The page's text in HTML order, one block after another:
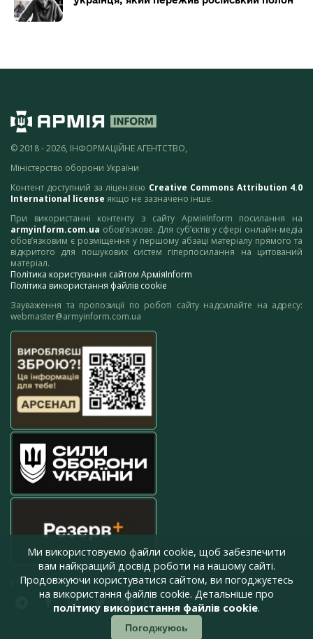
© 2018 - 2026, ІНФОРМАЦІЙНЕ АГЕНТСТВО,
Міністерство оборони України
Контент доступний за ліцензією Creative Commons Attribution 4.0
International license якщо не зазначено інше.
При використанні контенту з сайту АрміяInform посилання на
armyinform.com.ua обов’язкове. Для суб’єктів у сфері онлайн-медіа
обов’язковим є розміщення у першому абзаці матеріалу прямого та
відкритого для пошукових систем гіперпосилання на цитований
матеріал.
Політика користування сайтом АрміяInform
Політика використання файлів cookie
Зауваження та пропозиції по роботі сайту надсилайте на адресу:
webmaster@armyinform.com.ua
press@armyinform.com.ua
Ми використовуємо файли cookie, щоб забезпечити
вам найкращий досвід роботи на нашому сайті.
Продовжуючи користуватися сайтом, ви погоджуєтесь
на використання файлів cookie. Детальніше про
політику використання файлів cookie.
Погоджуюсь